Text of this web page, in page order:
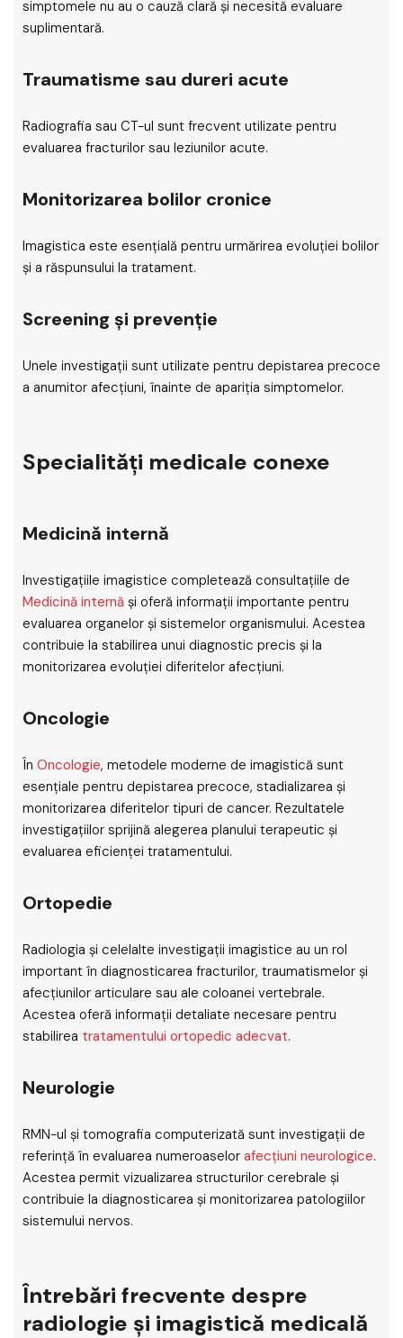
simptomele nu au o cauză clară și necesită evaluare
suplimentară.
Traumatisme sau dureri acute
Radiografia sau CT-ul sunt frecvent utilizate pentru
evaluarea fracturilor sau leziunilor acute.
Monitorizarea bolilor cronice
Imagistica este esențială pentru urmărirea evoluției bolilor
și a răspunsului la tratament.
Screening și prevenție
Unele investigații sunt utilizate pentru depistarea precoce
a anumitor afecțiuni, înainte de apariția simptomelor.
Specialități medicale conexe
Medicină internă
Investigațiile imagistice completează consultațiile de
Medicină internă și oferă informații importante pentru
evaluarea organelor și sistemelor organismului. Acestea
contribuie la stabilirea unui diagnostic precis și la
monitorizarea evoluției diferitelor afecțiuni.
Oncologie
În Oncologie, metodele moderne de imagistică sunt
esențiale pentru depistarea precoce, stadializarea și
monitorizarea diferitelor tipuri de cancer. Rezultatele
investigațiilor sprijină alegerea planului terapeutic și
evaluarea eficienței tratamentului.
Ortopedie
Radiologia și celelalte investigații imagistice au un rol
important în diagnosticarea fracturilor, traumatismelor și
afecțiunilor articulare sau ale coloanei vertebrale.
Acestea oferă informații detaliate necesare pentru
stabilirea tratamentului ortopedic adecvat.
Neurologie
RMN-ul și tomografia computerizată sunt investigații de
referință în evaluarea numeroaselor afecțiuni neurologice.
Acestea permit vizualizarea structurilor cerebrale și
contribuie la diagnosticarea și monitorizarea patologiilor
sistemului nervos.
Întrebări frecvente despre
radiologie și imagistică medicală